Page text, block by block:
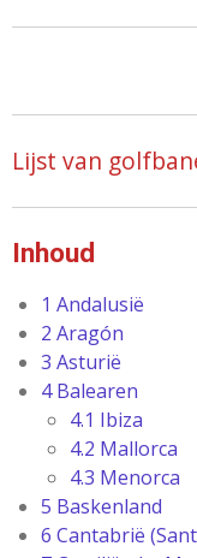
Lijst van
Inhoud
1 Andalusië
2 Aragón
3 Asturië
4Balearen
4.1 Ibiza
4.2 Mallorca
4.3 Menorca
5 Baskenland
6 Cantabrië